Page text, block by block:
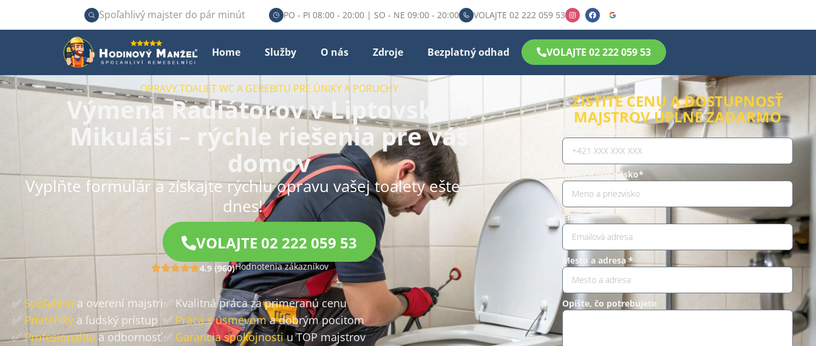
Spoľahlivý majster do pár minút PO - PI 08:00 - 20:00 | SO - NE 09:00 - 20:00 VOLAJTE 02 222 059 53
Home Služby O nás Zdroje Bezplatný odhad VOLAJTE 02 222 059 53
OPRAVY TOALIET WC A GEREBITU PRE ÚNIKY A PORUCHY
Výmena Radiátorov v Liptovskom
Mikuláši – rýchle riešenia pre váš
domov
Vyplňte formulár a získajte rýchlu opravu vašej toalety ešte
dnes!
VOLAJTE 02 222 059 53
4.9 (960)Hodnotenia zákazníkov
✅ Spoľahliví a overení majstri
✅ Priateľský a ľudský prístup
✅Profesionalitaa odbornosť
✅ Kvalitná práca za primeranú cenu
✅ Práca s úsmevoma dobrým pocitom
✅ Garancia spokojnostiu TOP majstrov
ZISTITE CENU A DOSTUPNOSŤ
MAJSTROV ÚPLNE ZADARMO
Telefónne číslo *
Meno a priezvisko*
Email*
Mesto a adresa *
Opíšte, čo potrebujete